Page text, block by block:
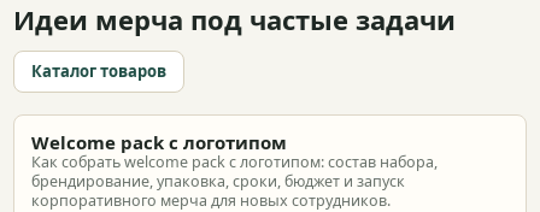
Идеи мерча под частые задачи
Каталог товаров
Welcome pack с логотипом
Как собрать welcome pack с логотипом: состав набора,
брендирование, упаковка, сроки, бюджет и запуск
корпоративного мерча для новых сотрудников.